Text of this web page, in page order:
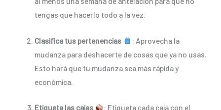
tengas que hacerlo todo a la vez.
Clasifica tus pertenencias
: Aprovecha la
mudanza para deshacerte de cosas que ya no usas.
Esto hará que tu mudanza sea más rápida y
económica.
Etiqueta las cajas
: Etiqueta cada caja con el